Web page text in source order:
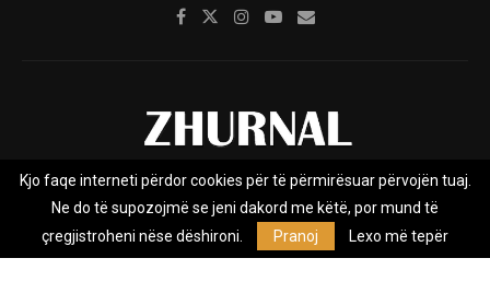
Rreth nesh Impresumi Marketing
Kontakt
Privacy Policy
Zhurnal.mk është Agjenci e Lajmeve e pavarur, e themeluar në vitin
Kjo faqe interneti përdor cookies për të përmirësuar përvojën tuaj.
Ne do të supozojmë se jeni dakord me këtë, por mund të
çregjistroheni nëse dëshironi.
Pranoj Lexo më tepër